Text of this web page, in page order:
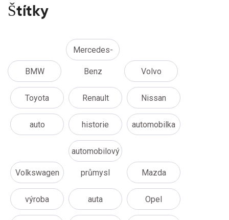
Štítky
BMW
Mercedes-
Benz Volvo
Toyota Renault Nissan
auto historie automobilka
Volkswagen
automobilový
průmysl Mazda
výroba auta Opel